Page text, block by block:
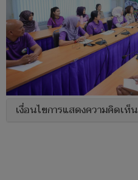
เงื่อนไขการแสดงความคิดเห็น